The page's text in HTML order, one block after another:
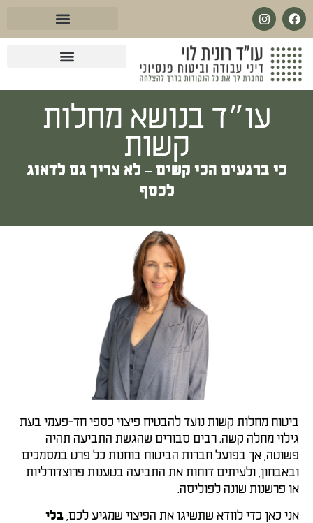
לתוכן
עו״ד בנושא מחלות
קשות
כי ברגעים הכי קשים – לא צריך גם לדאוג
לכסף
ביטוח מחלות קשות נועד להבטיח פיצוי כספי חד-פעמי בעת
גילוי מחלה קשה. רבים סבורים שהגשת התביעה תהיה
פשוטה, אך בפועל חברות הביטוח בוחנות כל פרט במסמכים
ובאבחון, ולעיתים דוחות את התביעה בטענות פרוצדורליות
או פרשנות שונה לפוליסה.
אני כאן כדי לוודא שתשיגו את הפיצוי שמגיע לכם, בלי